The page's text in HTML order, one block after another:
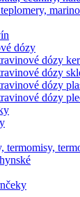
dózy
dózy
dózy
dózy
dózy
termomisy,